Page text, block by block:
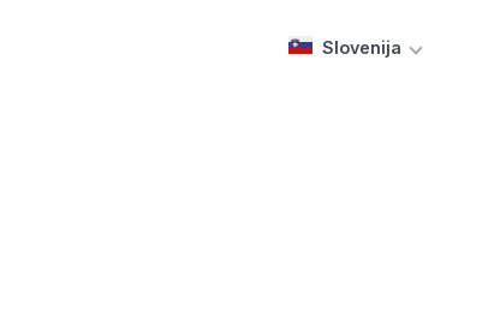
Slovenija